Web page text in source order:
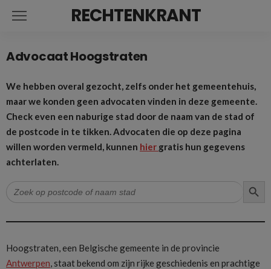
RECHTENKRANT
Advocaat Hoogstraten
We hebben overal gezocht, zelfs onder het gemeentehuis,
maar we konden geen advocaten vinden in deze gemeente.
Check even een naburige stad door de naam van de stad of
de postcode in te tikken. Advocaten die op deze pagina
willen worden vermeld, kunnen hier gratis hun gegevens
achterlaten.
Zoek
naar:
Hoogstraten, een Belgische gemeente in de provincie
Antwerpen, staat bekend om zijn rijke geschiedenis en prachtige